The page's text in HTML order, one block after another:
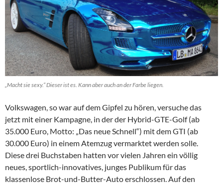
„Macht sie sexy.“ Dieser ist es. Kann aber auch an der Farbe liegen.
Volkswagen, so war auf dem Gipfel zu hören, versuche das
jetzt mit einer Kampagne, in der der Hybrid-GTE-Golf (ab
35.000 Euro, Motto: „Das neue Schnell“) mit dem GTI (ab
30.000 Euro) in einem Atemzug vermarktet werden solle.
Diese drei Buchstaben hatten vor vielen Jahren ein völlig
neues, sportlich-innovatives, junges Publikum für das
klassenlose Brot-und-Butter-Auto erschlossen. Auf den